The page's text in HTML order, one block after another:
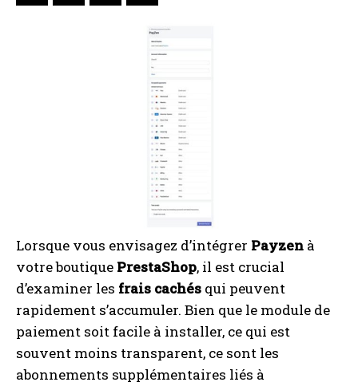
Lorsque vous envisagez d’intégrer Payzen à
votre boutique PrestaShop, il est crucial
d’examiner les frais cachés qui peuvent
rapidement s’accumuler. Bien que le module de
paiement soit facile à installer, ce qui est
souvent moins transparent, ce sont les
abonnements supplémentaires liés à